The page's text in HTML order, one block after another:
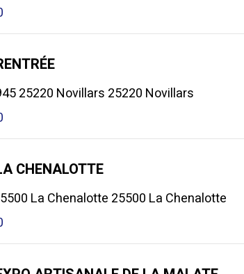
25220 Novillars 25220 Novillars
CHENALOTTE
La Chenalotte 25500 La Chenalotte